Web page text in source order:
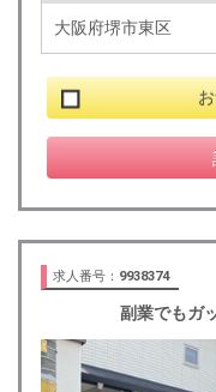
大阪府堺市東区
求人番号： 9938374
副業でもガ